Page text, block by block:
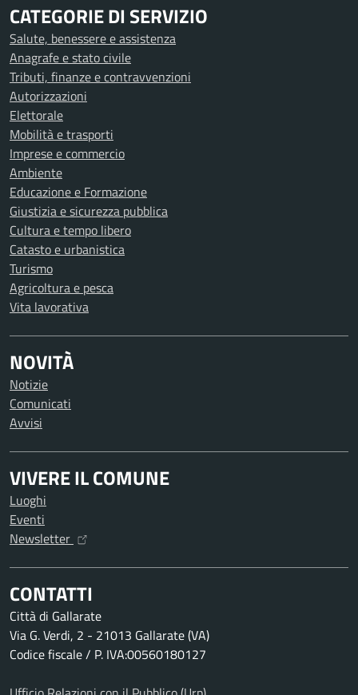
CATEGORIE DI SERVIZIO
Salute, benessere e assistenza
Anagrafe e stato civile
Tributi, finanze e contravvenzioni
Autorizzazioni
Elettorale
Mobilità e trasporti
Imprese e commercio
Ambiente
Educazione e Formazione
Giustizia e sicurezza pubblica
Cultura e tempo libero
Catasto e urbanistica
Turismo
Agricoltura e pesca
Vita lavorativa
NOVITÀ
Notizie
Comunicati
Avvisi
VIVERE IL COMUNE
Luoghi
Eventi
Newsletter
CONTATTI
Città di Gallarate
Via G. Verdi, 2 - 21013 Gallarate (VA)
Codice fiscale / P. IVA:00560180127